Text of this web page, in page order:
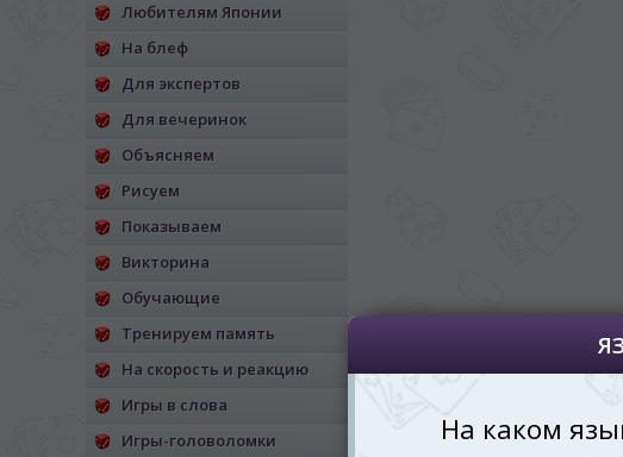
Любителям Японии
На блеф
Для экспертов
Для вечеринок
Объясняем
Рисуем
Показываем
Викторина
Обучающие
Тренируем память
На скорость и реакцию
Игры в слова
Игры-головоломки